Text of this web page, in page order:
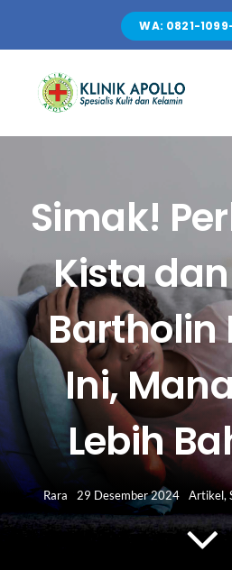
content
WA: 0821-
ARTIKEL
HUBUNGI
Search
for:
Simak!
Kista
Bartholin
Ini,
Lebih
Rara 29 Desember 2024 Artikel,